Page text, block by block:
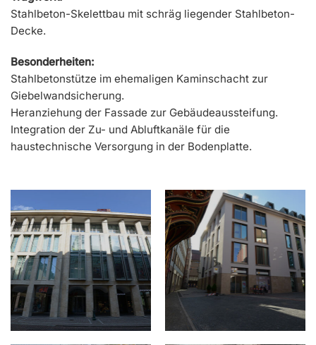
Stahlbeton-Skelettbau mit schräg liegender Stahlbeton-
Decke.
Besonderheiten:
Stahlbetonstütze im ehemaligen Kaminschacht zur
Giebelwandsicherung.
Heranziehung der Fassade zur Gebäudeaussteifung.
Integration der Zu- und Abluftkanäle für die
haustechnische Versorgung in der Bodenplatte.